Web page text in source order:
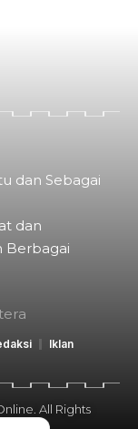
dan Sebagai
dan
Berbagai
Iklan
All Rights